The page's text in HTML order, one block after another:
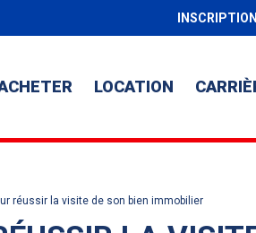
LOCATION
réussir la visite de son bien immobilier